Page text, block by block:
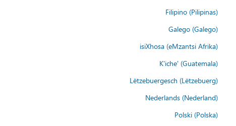
Filipino (Pilipinas)
Galego (Galego)
isiXhosa (eMzantsi Afrika)
K'iche' (Guatemala)
Lëtzebuergesch (Lëtzebuerg)
Nederlands (Nederland)
Polski (Polska)